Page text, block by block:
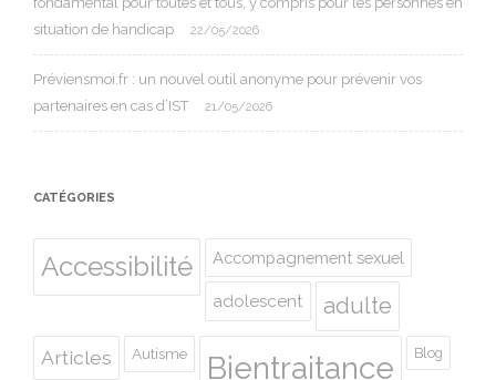
situation de handicap
22/05/2026
Préviensmoi.fr : un nouvel outil anonyme pour prévenir vos
partenaires en cas d’IST
21/05/2026
CATÉGORIES
Accessibilité Accompagnement sexuel
adolescent adulte
Articles Autisme Bientraitance Blog